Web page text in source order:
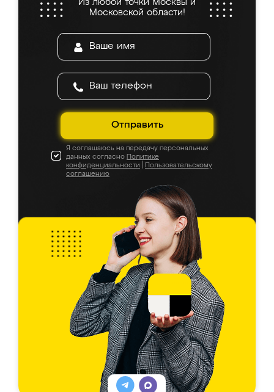
Из любой точки Москвы и
Московской области!
Отправить
Я соглашаюсь на передачу персональных
данных согласно Политике
конфиденциальности
Пользовательскому
соглашению